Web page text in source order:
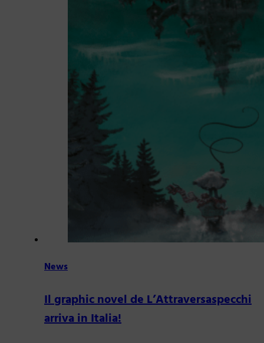
News
Il graphic novel de L’Attraversaspecchi
arriva in Italia!